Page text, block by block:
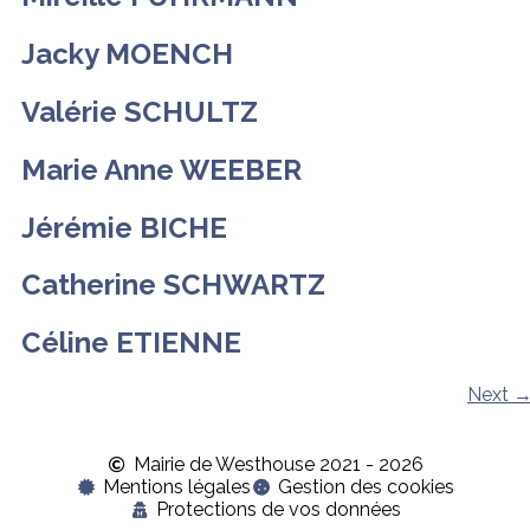
Jacky MOENCH
Valérie SCHULTZ
Marie Anne WEEBER
Jérémie BICHE
Catherine SCHWARTZ
Céline ETIENNE
Next
Mairie de Westhouse 2021 - 2026
Mentions légales
Gestion des cookies
Protections de vos données